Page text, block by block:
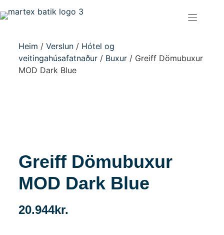
Heim / Verslun/ Hótel og
veitingahúsafatnaður/ Buxur/ Greiff Dömubuxur
MOD Dark Blue
Greiff Dömubuxur
MOD Dark Blue
20.944kr.